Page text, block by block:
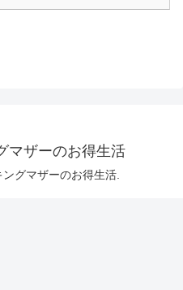
マザーのお得生活
グマザーのお得生活.